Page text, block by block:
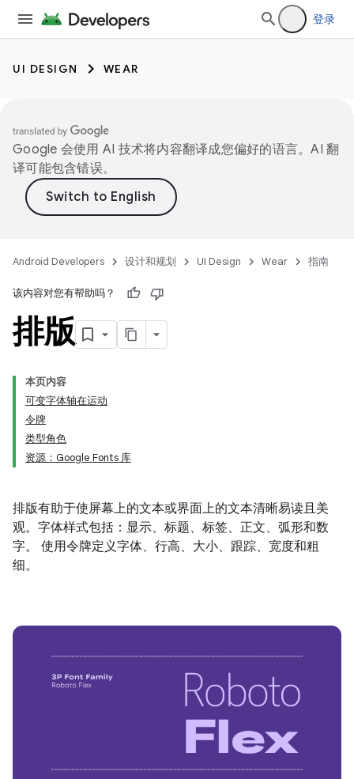
登录
UI DESIGN WEAR
Google 会使用 AI 技术将内容翻译成您偏好的语言。AI 翻
译可能包含错误。
Android Developers 设计和规划 UI Design Wear 指南
该内容对您有帮助吗？
排版
本页内容
可变字体轴在运动
令牌
类型角色
资源：Google Fonts 库
排版有助于使屏幕上的文本或界面上的文本清晰易读且美
观。字体样式包括：显示、标题、标签、正文、弧形和数
字。 使用令牌定义字体、行高、大小、跟踪、宽度和粗
细。